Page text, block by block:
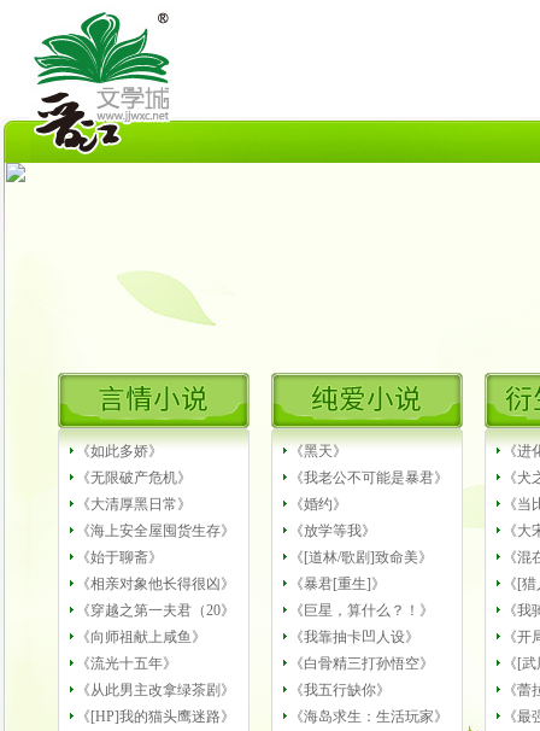
《如此多娇》
《无限破产危机》
《大清厚黑日常》
《海上安全屋囤货生存》
《始于聊斋》
《相亲对象他长得很凶》
《穿越之第一夫君（20》
《向师祖献上咸鱼》
《流光十五年》
《从此男主改拿绿茶剧》
《[HP]我的猫头鹰迷路》
《黑天》
《我老公不可能是暴君》
《婚约》
《放学等我》
《[道林/歌剧]致命美》
《暴君[重生]》
《巨星，算什么？！》
《我靠抽卡凹人设》
《白骨精三打孙悟空》
《我五行缺你》
《海岛求生：生活玩家》
《
《
《
《
《
《[
《
《
《[
《
《